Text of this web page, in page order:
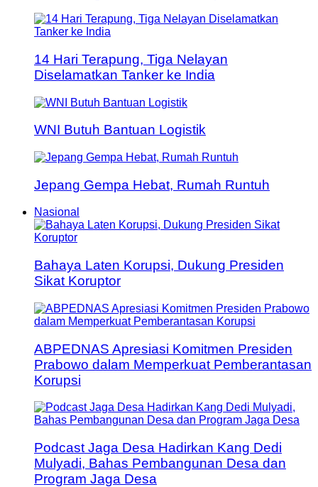
14 Hari Terapung, Tiga Nelayan
Diselamatkan Tanker ke India
WNI Butuh Bantuan Logistik
Jepang Gempa Hebat, Rumah Runtuh
Nasional
Bahaya Laten Korupsi, Dukung Presiden
Sikat Koruptor
ABPEDNAS Apresiasi Komitmen Presiden
Prabowo dalam Memperkuat Pemberantasan
Korupsi
Podcast Jaga Desa Hadirkan Kang Dedi
Mulyadi, Bahas Pembangunan Desa dan
Program Jaga Desa